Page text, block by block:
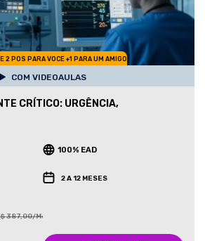
2 POS PARA VOCE +1 PARA UM AMIGO
COM VIDEOAULAS
CRÍTICO: URGÊNCIA,
100% EAD
2 A 12 MESES
387,00/Mês